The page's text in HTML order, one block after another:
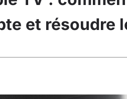
et résoudre